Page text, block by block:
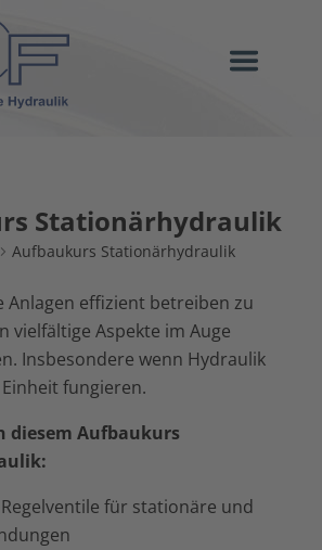
Stationärhydraulik
Aufbaukurs Stationärhydraulik
Anlagen effizient betreiben zu
vielfältige Aspekte im Auge
Insbesondere wenn Hydraulik
fungieren.
diesem Aufbaukurs
für stationäre und